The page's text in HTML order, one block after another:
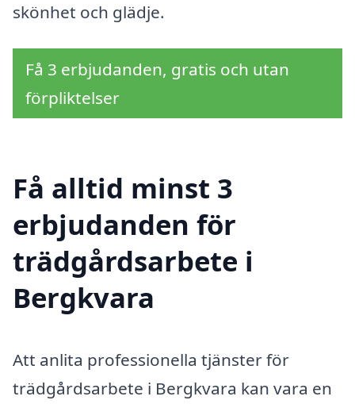
skönhet och glädje.
Få 3 erbjudanden, gratis och utan
förpliktelser
Få alltid minst 3
erbjudanden för
trädgårdsarbete i
Bergkvara
Att anlita professionella tjänster för
trädgårdsarbete i Bergkvara kan vara en